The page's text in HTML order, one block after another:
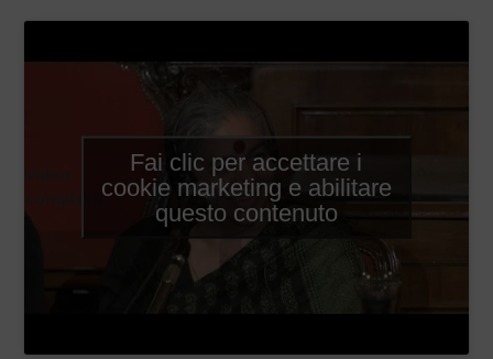
completo
Fai clic per accettare i
cookie marketing e abilitare
questo contenuto